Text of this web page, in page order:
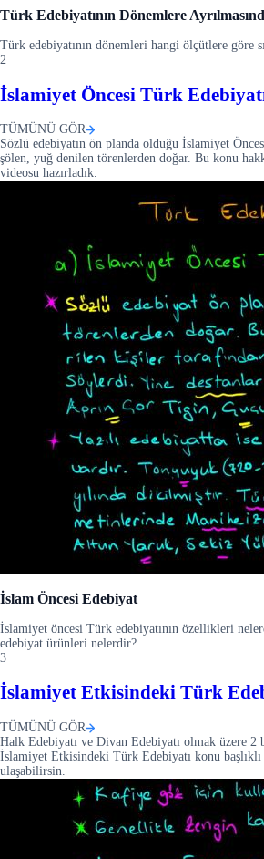
Türk Edebiyatının Dönemlere
Türk edebiyatının dönemleri hangi ölçütlere göre
2
İslamiyet Öncesi Türk
TÜMÜNÜ GÖR
Sözlü edebiyatın ön planda olduğu İslamiyet
şölen, yuğ denilen törenlerden doğar. Bu konu
videosu hazırladık.
İslam Öncesi Edebiyat
İslamiyet öncesi Türk edebiyatının özellikleri
edebiyat ürünleri nelerdir?
3
İslamiyet Etkisindeki Türk
TÜMÜNÜ GÖR
Halk Edebiyatı ve Divan Edebiyatı olmak üzere
İslamiyet Etkisindeki Türk Edebiyatı konu
ulaşabilirsin.